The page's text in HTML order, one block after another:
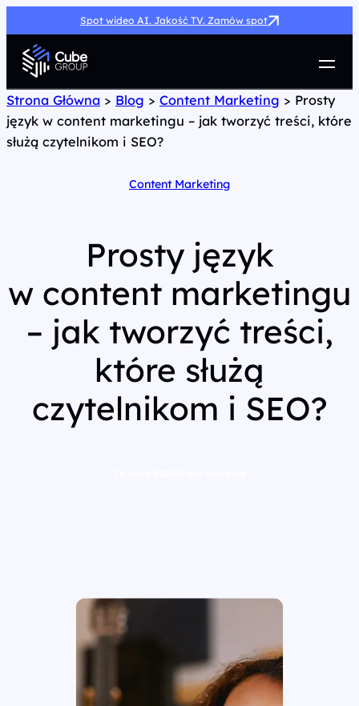
Spot wideo AI. Jakość TV. Zamów spot
Usługi
Jak możemy pomóc
Case Study
Strona Główna > Blog > Content Marketing > Prosty
język w content marketingu – jak tworzyć treści, które
służą czytelnikom i SEO?
Content Marketing
Prosty język
w content marketingu
– jak tworzyć treści,
które służą
czytelnikom i SEO?